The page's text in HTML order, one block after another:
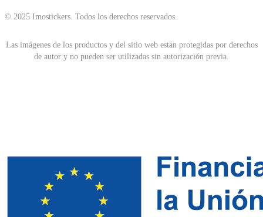
© 2025 Imostickers. Todos los derechos reservados.
Las imágenes de los productos y del sitio web están protegidas por derechos
de autor y no pueden ser utilizadas sin autorización previa.